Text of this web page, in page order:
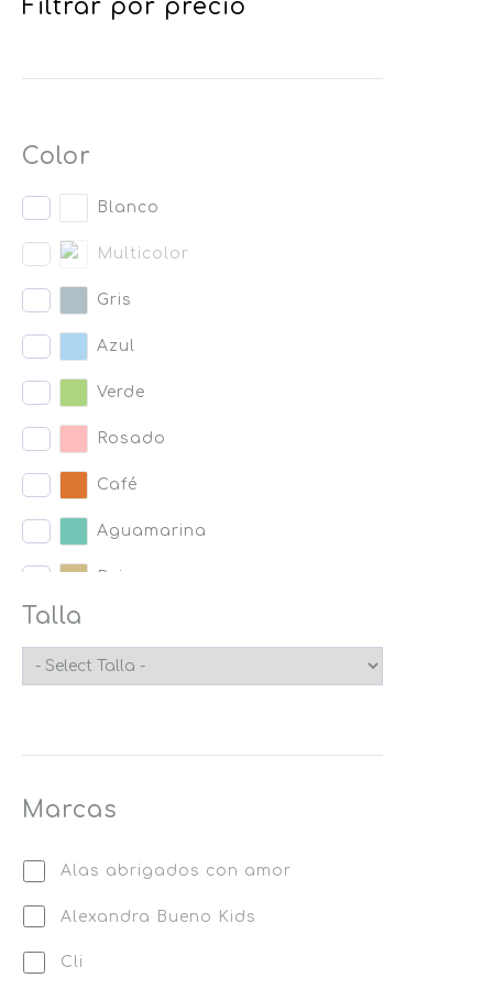
Filtrar por precio
Color
Blanco
Multicolor
Gris
Azul
Verde
Rosado
Café
Aguamarina
Beige
Negro
Naranja
Talla
Marcas
Alas abrigados con amor
Alexandra Bueno Kids
Cli